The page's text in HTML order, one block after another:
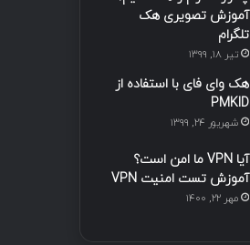
م
آموزش تصویری هک
تلگرام
تیر ۱۸, ۱۳۹۹
هک وای فای با استفاده از
PMKID
شهریور ۲۴, ۱۳۹۹
آیا VPN ما امن است؟
آموزش تست امنیت VPN
مهر ۲۲, ۱۴۰۰